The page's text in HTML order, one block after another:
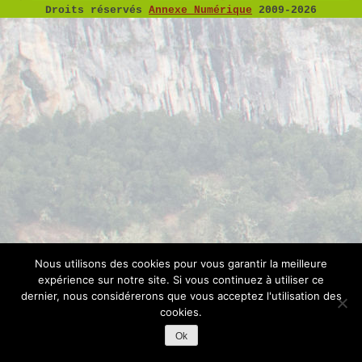
Droits réservés Annexe Numérique 2009-2026
Nous utilisons des cookies pour vous garantir la meilleure
expérience sur notre site. Si vous continuez à utiliser ce
dernier, nous considérerons que vous acceptez l'utilisation des
cookies.
Ok